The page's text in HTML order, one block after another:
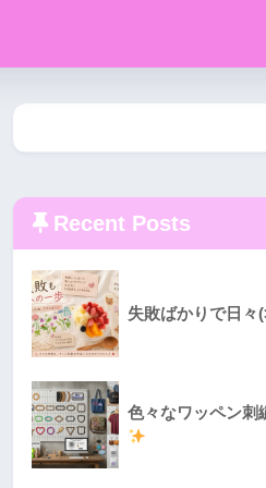
Recent Posts
失敗ばかりで日々
色々なワッペン刺